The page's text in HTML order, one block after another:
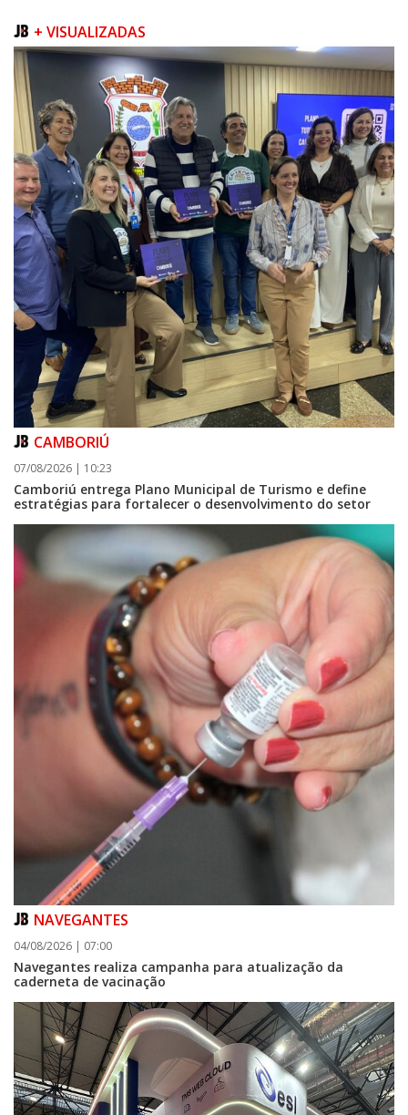
09/08/2026 | 07:00
Prefeitura apresenta projeto da Praça do Pescador à comunidade na
próxima quinta-feira (13/08)
BALNEÁRIO PIÇARRAS
09/08/2026 | 07:00
Prefeitura de Balneário Piçarras realiza leilão eletrônico de bens móveis
e terrenos do IPRESP
+ VISUALIZADAS
CAMBORIÚ
07/08/2026 | 10:23
Camboriú entrega Plano Municipal de Turismo e define
estratégias para fortalecer o desenvolvimento do setor
NAVEGANTES
04/08/2026 | 07:00
Navegantes realiza campanha para atualização da
caderneta de vacinação